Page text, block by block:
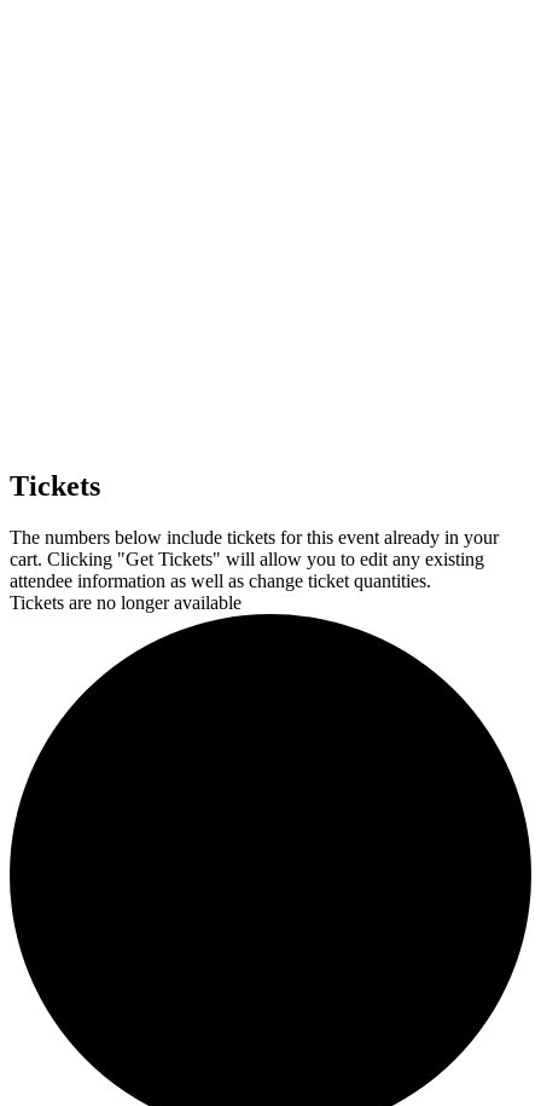
Tickets
The numbers below include tickets for this event already in your
cart. Clicking "Get Tickets" will allow you to edit any existing
attendee information as well as change ticket quantities.
Tickets are no longer available